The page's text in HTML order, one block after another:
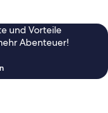
und Vorteile
Abenteuer!